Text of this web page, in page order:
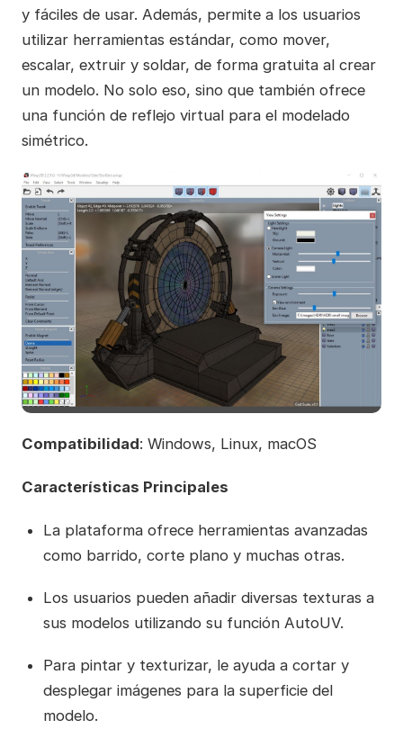
y fáciles de usar. Además, permite a los usuarios
utilizar herramientas estándar, como mover,
escalar, extruir y soldar, de forma gratuita al crear
un modelo. No solo eso, sino que también ofrece
una función de reflejo virtual para el modelado
simétrico.
Compatibilidad: Windows, Linux, macOS
Características Principales
La plataforma ofrece herramientas avanzadas
como barrido, corte plano y muchas otras.
Los usuarios pueden añadir diversas texturas a
sus modelos utilizando su función AutoUV.
Para pintar y texturizar, le ayuda a cortar y
desplegar imágenes para la superficie del
modelo.